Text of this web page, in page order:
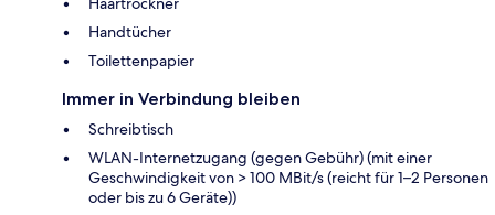
Handtücher
Toilettenpapier
Immer in Verbindung bleiben
Schreibtisch
WLAN-Internetzugang (gegen Gebühr) (mit einer
Geschwindigkeit von > 100 MBit/s (reicht für 1–2 Personen
oder bis zu 6 Geräte))